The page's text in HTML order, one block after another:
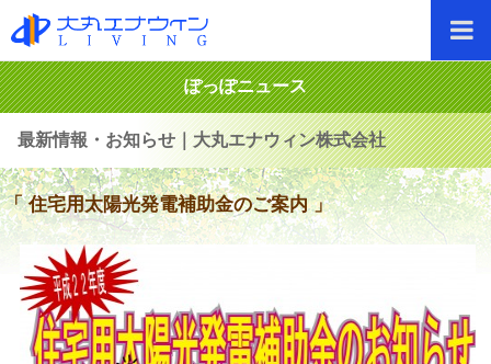
ぽっぽニュース
最新情報・お知らせ｜大丸エナウィン株式会社
「 住宅用太陽光発電補助金のご案内 」